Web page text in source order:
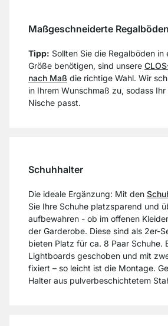
Maßgeschneiderte Regalböden
Tipp: Sollten Sie die Regalböden in
Größe benötigen, sind unsere
nach Maß die richtige Wahl. Wir
in Ihrem Wunschmaß zu, sodass
Nische passt.
Schuhhalter
Die ideale Ergänzung: Mit den
Sie Ihre Schuhe platzsparend und
aufbewahren - ob im offenen
der Garderobe. Diese sind als 2er-
bieten Platz für ca. 8 Paar Schuhe.
Lightboards geschoben und mit
fixiert – so leicht ist die Montage.
Halter aus pulverbeschichtetem